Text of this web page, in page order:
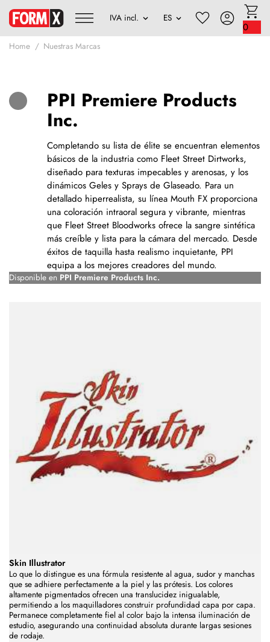
0
Home Nuestras Marcas
PPI Premiere Products
Inc.
Completando su lista de élite se encuentran elementos
básicos de la industria como Fleet Street Dirtworks,
diseñado para texturas impecables y arenosas, y los
dinámicos Geles y Sprays de Glaseado. Para un
detallado hiperrealista, su línea Mouth FX proporciona
una coloración intraoral segura y vibrante, mientras
que Fleet Street Bloodworks ofrece la sangre sintética
más creíble y lista para la cámara del mercado. Desde
éxitos de taquilla hasta realismo inquietante, PPI
equipa a los mejores creadores del mundo.
Disponible en PPI Premiere Products Inc.
Skin Illustrator
Lo que lo distingue es una fórmula resistente al agua, sudor y manchas
que se adhiere perfectamente a la piel y las prótesis. Los colores
altamente pigmentados ofrecen una translucidez inigualable,
permitiendo a los maquilladores construir profundidad capa por capa.
Permanece completamente fiel al color bajo la intensa iluminación de
estudio, asegurando una continuidad absoluta durante largas sesiones
de rodaje.